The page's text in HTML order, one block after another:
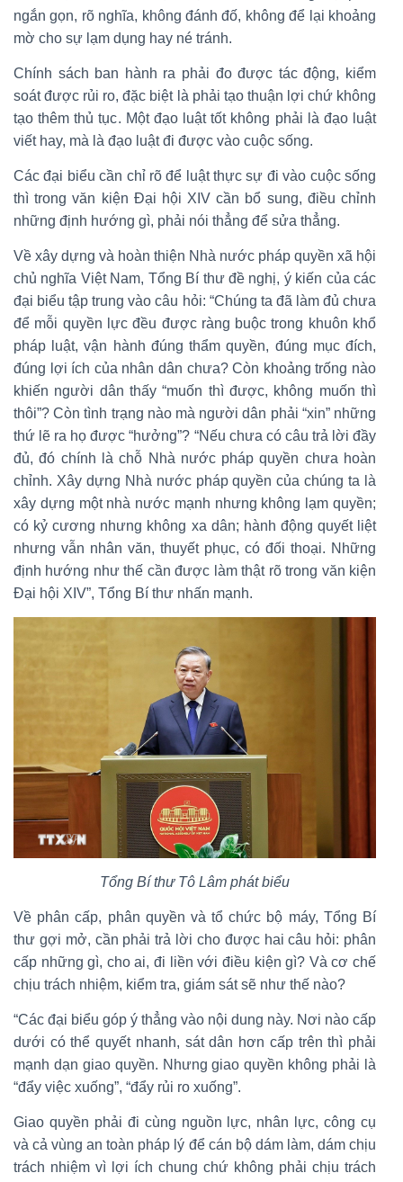
ngắn gọn, rõ nghĩa, không đánh đố, không để lại khoảng
mờ cho sự lạm dụng hay né tránh.
Chính sách ban hành ra phải đo được tác động, kiểm
soát được rủi ro, đặc biệt là phải tạo thuận lợi chứ không
tạo thêm thủ tục. Một đạo luật tốt không phải là đạo luật
viết hay, mà là đạo luật đi được vào cuộc sống.
Các đại biểu cần chỉ rõ để luật thực sự đi vào cuộc sống
thì trong văn kiện Đại hội XIV cần bổ sung, điều chỉnh
những định hướng gì, phải nói thẳng để sửa thẳng.
Về xây dựng và hoàn thiện Nhà nước pháp quyền xã hội
chủ nghĩa Việt Nam, Tổng Bí thư đề nghị, ý kiến của các
đại biểu tập trung vào câu hỏi: “Chúng ta đã làm đủ chưa
để mỗi quyền lực đều được ràng buộc trong khuôn khổ
pháp luật, vận hành đúng thẩm quyền, đúng mục đích,
đúng lợi ích của nhân dân chưa? Còn khoảng trống nào
khiến người dân thấy “muốn thì được, không muốn thì
thôi”? Còn tình trạng nào mà người dân phải “xin” những
thứ lẽ ra họ được “hưởng”? “Nếu chưa có câu trả lời đầy
đủ, đó chính là chỗ Nhà nước pháp quyền chưa hoàn
chỉnh. Xây dựng Nhà nước pháp quyền của chúng ta là
xây dựng một nhà nước mạnh nhưng không lạm quyền;
có kỷ cương nhưng không xa dân; hành động quyết liệt
nhưng vẫn nhân văn, thuyết phục, có đối thoại. Những
định hướng như thế cần được làm thật rõ trong văn kiện
Đại hội XIV”, Tổng Bí thư nhấn mạnh.
Tổng Bí thư Tô Lâm phát biểu
Về phân cấp, phân quyền và tổ chức bộ máy, Tổng Bí
thư gợi mở, cần phải trả lời cho được hai câu hỏi: phân
cấp những gì, cho ai, đi liền với điều kiện gì? Và cơ chế
chịu trách nhiệm, kiểm tra, giám sát sẽ như thế nào?
“Các đại biểu góp ý thẳng vào nội dung này. Nơi nào cấp
dưới có thể quyết nhanh, sát dân hơn cấp trên thì phải
mạnh dạn giao quyền. Nhưng giao quyền không phải là
“đẩy việc xuống”, “đẩy rủi ro xuống”.
Giao quyền phải đi cùng nguồn lực, nhân lực, công cụ
và cả vùng an toàn pháp lý để cán bộ dám làm, dám chịu
trách nhiệm vì lợi ích chung chứ không phải chịu trách